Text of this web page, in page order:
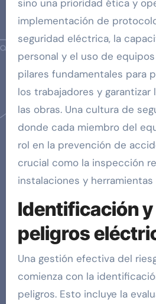
sino una prioridad ética y
implementación de
seguridad eléctrica, la
personal y el uso de
pilares fundamentales para
los trabajadores y
las obras. Una cultura de
donde cada miembro del
rol en la prevención de
crucial como la inspección
instalaciones y
Identificación
peligros
Una gestión efectiva del
comienza con la
peligros. Esto incluye la